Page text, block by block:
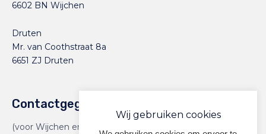
6602 BN Wijchen
Druten
Mr. van Coothstraat 8a
6651 ZJ Druten
Contactgegevens
(voor Wijchen en Druten)
Wij gebruiken cookies